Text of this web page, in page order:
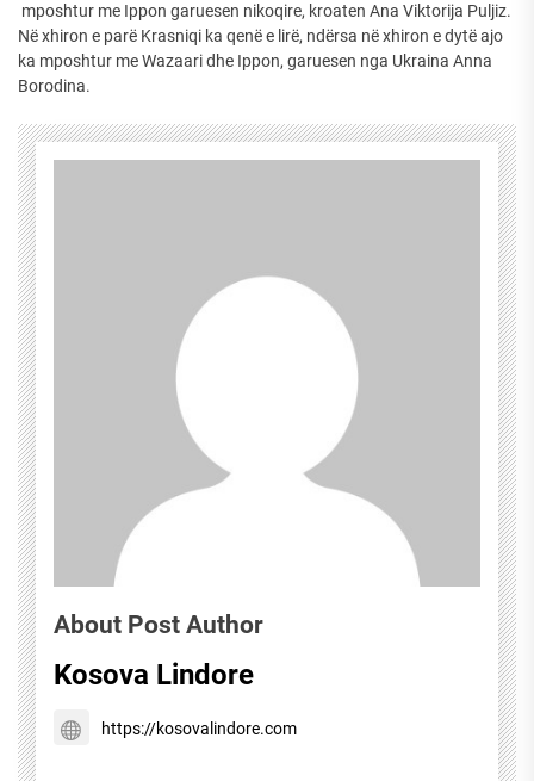
mposhtur me Ippon garuesen nikoqire, kroaten Ana Viktorija Puljiz.
Në xhiron e parë Krasniqi ka qenë e lirë, ndërsa në xhiron e dytë ajo
ka mposhtur me Wazaari dhe Ippon, garuesen nga Ukraina Anna
Borodina.
About Post Author
Kosova Lindore
https://kosovalindore.com